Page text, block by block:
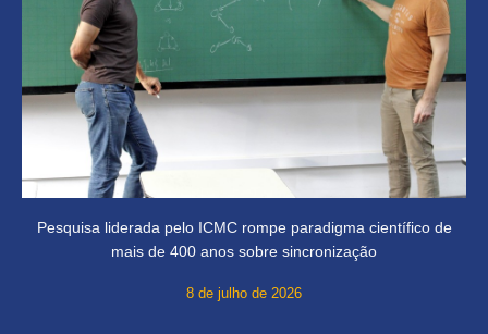
Pesquisa liderada pelo ICMC rompe paradigma científico de
mais de 400 anos sobre sincronização
8 de julho de 2026